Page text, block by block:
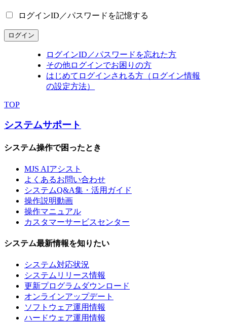
ログインID／パスワードを記憶する
ログイン
ログインID／パスワードを忘れた方
その他ログインでお困りの方
はじめてログインされる方（ログイン情報
の設定方法）
TOP
システムサポート
システム操作で困ったとき
MJS AIアシスト
よくあるお問い合わせ
システムQ&A集・活用ガイド
操作説明動画
操作マニュアル
カスタマーサービスセンター
システム最新情報を知りたい
システム対応状況
システムリリース情報
更新プログラムダウンロード
オンラインアップデート
ソフトウェア運用情報
ハードウェア運用情報